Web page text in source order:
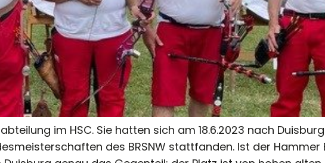
im HSC. Sie hatten sich am 18.6.2023 nach
des BRSNW stattfanden. Ist der Hammer